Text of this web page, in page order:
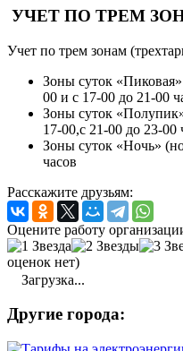
УЧЕТ ПО ТРЕМ
Учет по трем зонам
Зоны суток
00 и с 17-00 до 21-00
Зоны суток
17-00,с 21-00 до 23-00
Зоны суток «Ночь»
часов
Расскажите друзьям:
Оцените работу
оценок нет)
Загрузка...
Другие города: